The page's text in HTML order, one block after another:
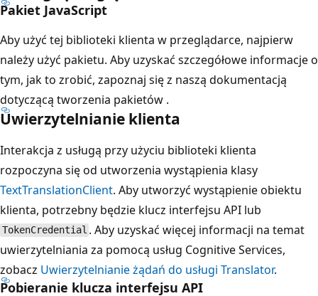
Pakiet JavaScript
Aby użyć tej biblioteki klienta w przeglądarce, najpierw
należy użyć pakietu. Aby uzyskać szczegółowe informacje o
tym, jak to zrobić, zapoznaj się z naszą dokumentacją
dotyczącą tworzenia pakietów .
Uwierzytelnianie klienta
Interakcja z usługą przy użyciu biblioteki klienta
rozpoczyna się od utworzenia wystąpienia klasy
TextTranslationClient. Aby utworzyć wystąpienie obiektu
klienta, potrzebny będzie klucz interfejsu API lub
TokenCredential . Aby uzyskać więcej informacji na temat
uwierzytelniania za pomocą usług Cognitive Services,
zobacz Uwierzytelnianie żądań do usługi Translator.
Pobieranie klucza interfejsu API